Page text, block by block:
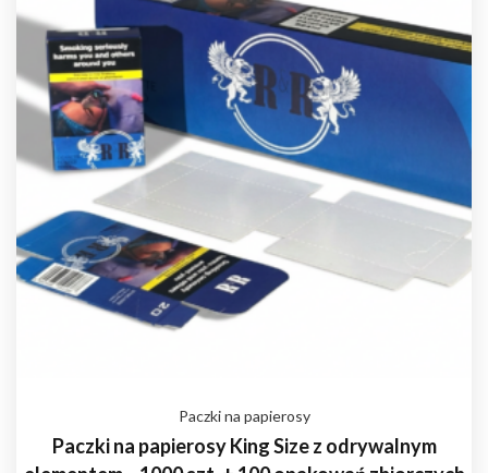
Paczki na papierosy
Paczki na papierosy King Size z odrywalnym